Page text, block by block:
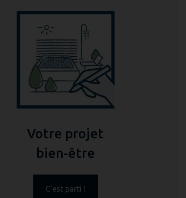
Votre projet
bien-être
C'est parti !